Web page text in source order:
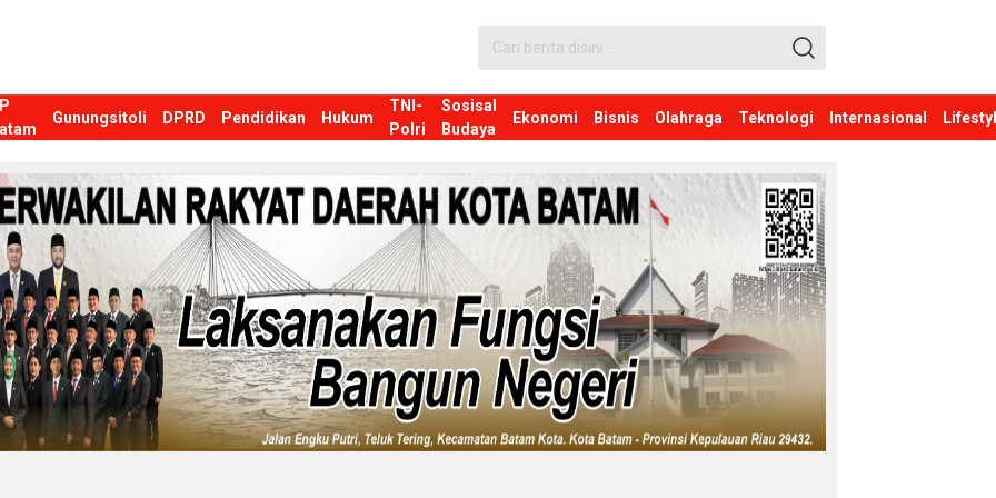
Gunungsitoli DPRD Pendidikan Hukum
TNI-
Polri
Sosisal
Budaya
Ekonomi Bisnis Olahraga Teknologi Internasional